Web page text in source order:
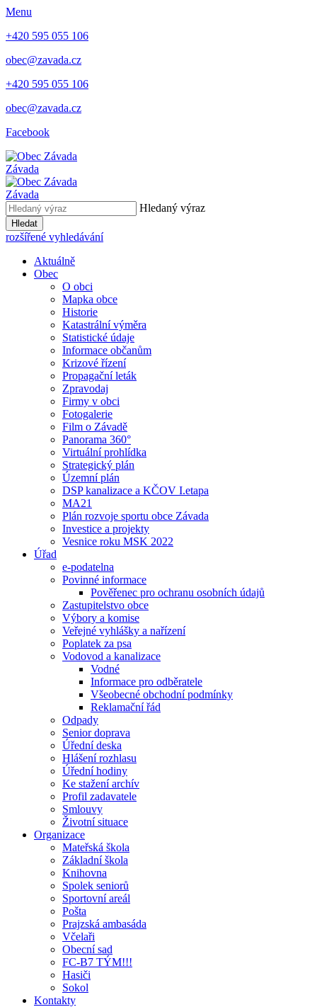
Menu
+420 595 055 106
obec@zavada.cz
+420 595 055 106
obec@zavada.cz
Facebook
Závada
Závada
Hledaný výraz
Hledat
rozšířené vyhledávání
Aktuálně
Obec
O obci
Mapka obce
Historie
Katastrální výměra
Statistické údaje
Informace občanům
Krizové řízení
Propagační leták
Zpravodaj
Firmy v obci
Fotogalerie
Film o Závadě
Panorama 360°
Virtuální prohlídka
Strategický plán
Územní plán
DSP kanalizace a KČOV I.etapa
MA21
Plán rozvoje sportu obce Závada
Investice a projekty
Vesnice roku MSK 2022
Úřad
e-podatelna
Povinné informace
Pověřenec pro ochranu osobních údajů
Zastupitelstvo obce
Výbory a komise
Veřejné vyhlášky a nařízení
Poplatek za psa
Vodovod a kanalizace
Vodné
Informace pro odběratele
Všeobecné obchodní podmínky
Reklamační řád
Odpady
Senior doprava
Úřední deska
Hlášení rozhlasu
Úřední hodiny
Ke stažení archív
Profil zadavatele
Smlouvy
Životní situace
Organizace
Mateřská škola
Základní škola
Knihovna
Spolek seniorů
Sportovní areál
Pošta
Prajzská ambasáda
Včelaři
Obecní sad
FC-B7 TÝM!!!
Hasiči
Sokol
Kontakty